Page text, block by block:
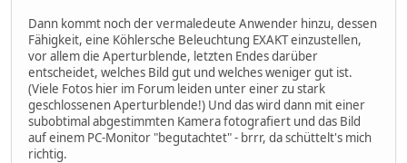
Dann kommt noch der vermaledeute Anwender hinzu, dessen
Fähigkeit, eine Köhlersche Beleuchtung EXAKT einzustellen,
vor allem die Aperturblende, letzten Endes darüber
entscheidet, welches Bild gut und welches weniger gut ist.
(Viele Fotos hier im Forum leiden unter einer zu stark
geschlossenen Aperturblende!) Und das wird dann mit einer
subobtimal abgestimmten Kamera fotografiert und das Bild
auf einem PC-Monitor "begutachtet" - brrr, da schüttelt's mich
richtig.